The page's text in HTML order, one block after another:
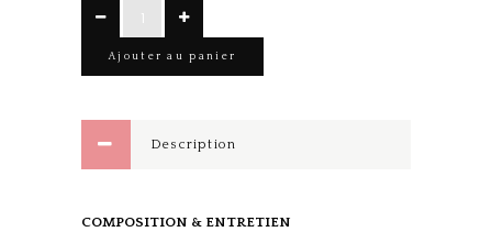
Sandales
Minimal
Ajouter au panier
Description
COMPOSITION & ENTRETIEN